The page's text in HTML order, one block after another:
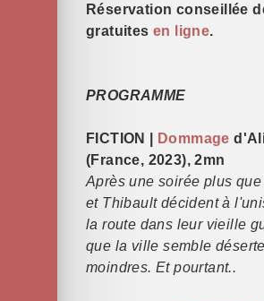
Réservation conseillée
gratuitesen ligne.
PROGRAMME
FICTION | Dommage
(France, 2023), 2mn
Après une soirée plus
et Thibault décident à
la route dans leur vieille
que la ville semble
moindres. Et pourtant..